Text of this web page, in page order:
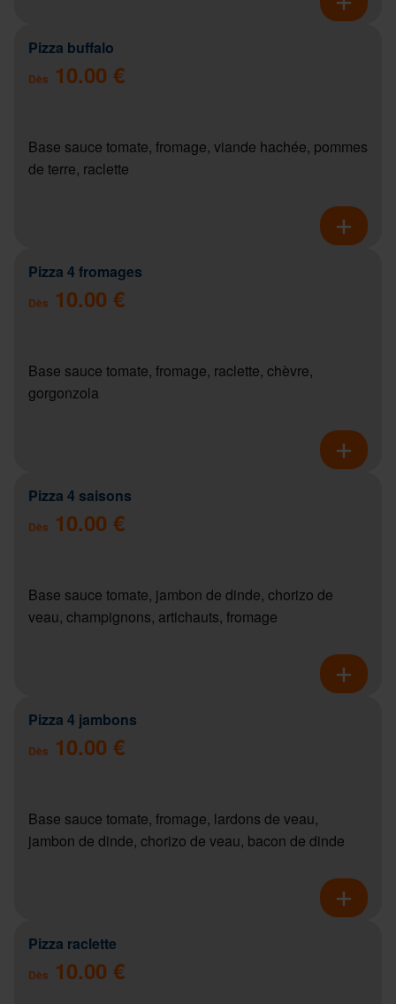
Pizza buffalo
Dès 10.00 €
Base sauce tomate, fromage, viande hachée, pommes
de terre, raclette
Pizza 4 fromages
Dès 10.00 €
Base sauce tomate, fromage, raclette, chèvre,
gorgonzola
Pizza 4 saisons
Dès 10.00 €
Base sauce tomate, jambon de dinde, chorizo de
veau, champignons, artichauts, fromage
Pizza 4 jambons
Dès 10.00 €
Base sauce tomate, fromage, lardons de veau,
jambon de dinde, chorizo de veau, bacon de dinde
Pizza raclette
Dès 10.00 €